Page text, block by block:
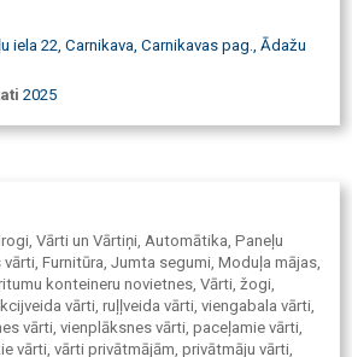
iela 22, Carnikava, Carnikavas pag., Ādažu
2025
Vārti un Vārtiņi, Automātika, Paneļu
Furnitūra, Jumta segumi, Moduļa mājas,
konteineru novietnes, Vārti, žogi,
vārti, ruļļveida vārti, viengabala vārti,
vārti, vienplāksnes vārti, paceļamie vārti,
vārti, vārti privātmājām, privātmāju vārti,